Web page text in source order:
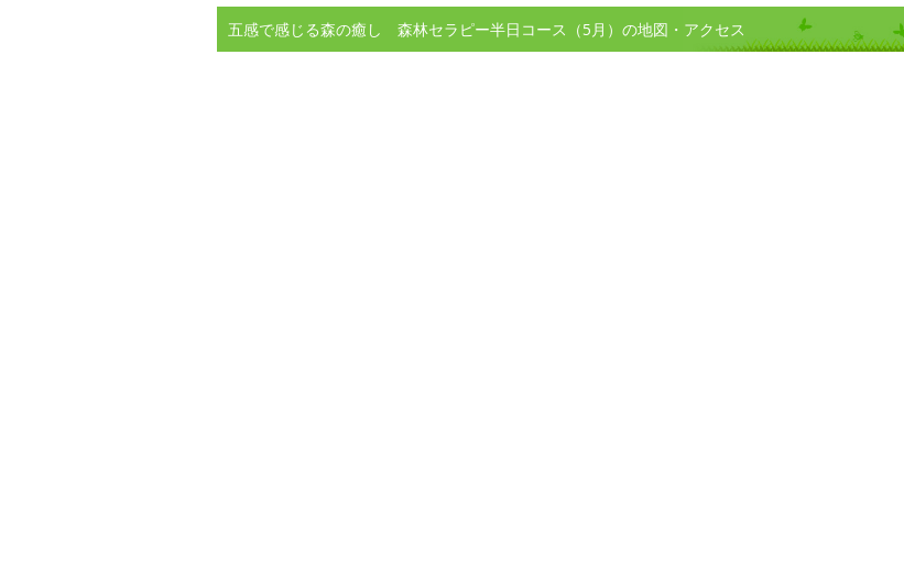
五感で感じる森の癒し 森林セラピー半日コース（5月）の地図・アクセス